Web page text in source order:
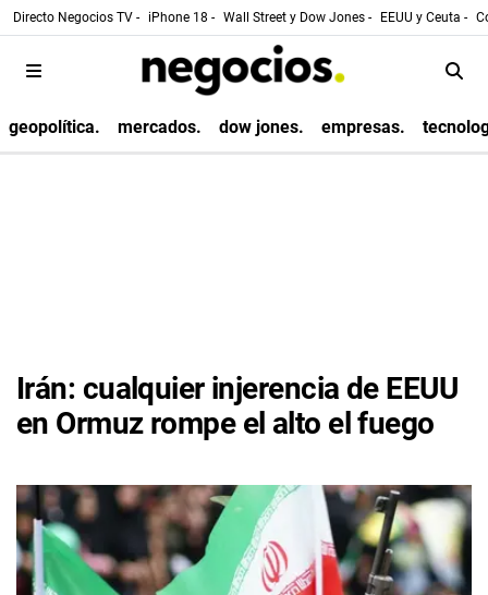
Directo Negocios TV - iPhone 18 - Wall Street y Dow Jones - EEUU y Ceuta -
geopolítica. mercados. dow jones. empresas.
Irán: cualquier injerencia de EEUU
en Ormuz rompe el alto el fuego